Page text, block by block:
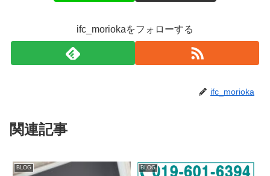
ifc_moriokaをフォローする
ifc_morioka
関連記事
BLOG BLOG